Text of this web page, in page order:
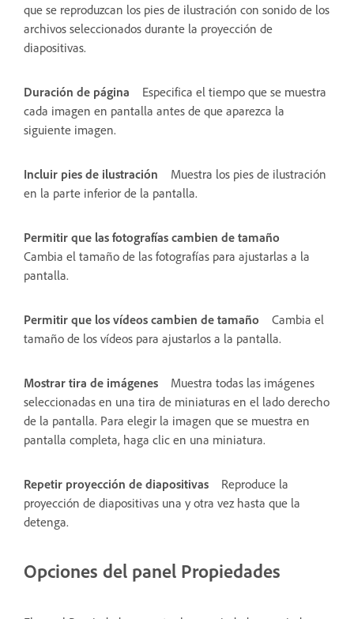
que se reproduzcan los pies de ilustración con sonido de los
archivos seleccionados durante la proyección de
diapositivas.
Duración de página
Especifica el tiempo que se muestra
cada imagen en pantalla antes de que aparezca la
siguiente imagen.
Incluir pies de ilustración
Muestra los pies de ilustración
en la parte inferior de la pantalla.
Permitir que las fotografías cambien de tamaño
Cambia el tamaño de las fotografías para ajustarlas a la
pantalla.
Permitir que los vídeos cambien de tamaño
Cambia el
tamaño de los vídeos para ajustarlos a la pantalla.
Mostrar tira de imágenes
Muestra todas las imágenes
seleccionadas en una tira de miniaturas en el lado derecho
de la pantalla. Para elegir la imagen que se muestra en
pantalla completa, haga clic en una miniatura.
Repetir proyección de diapositivas
Reproduce la
proyección de diapositivas una y otra vez hasta que la
detenga.
Opciones del panel Propiedades